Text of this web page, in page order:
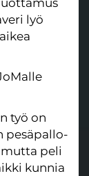
lyö
työ on
pesäpallo-
mutta peli
kunnia